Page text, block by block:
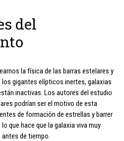
del
la física de las barras estelares y
gigantes elípticos inertes, galaxias
inactivas. Los autores del estudio
podrían ser el motivo de esta
de formación de estrellas y barrer
que hace que la galaxia viva muy
de tiempo.